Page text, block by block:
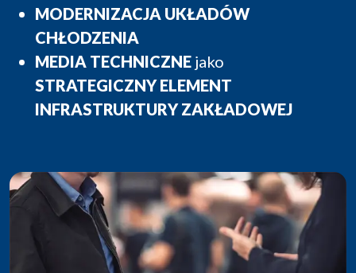
MODERNIZACJA UKŁADÓW
CHŁODZENIA
MEDIA TECHNICZNE jako
STRATEGICZNY ELEMENT
INFRASTRUKTURY ZAKŁADOWEJ